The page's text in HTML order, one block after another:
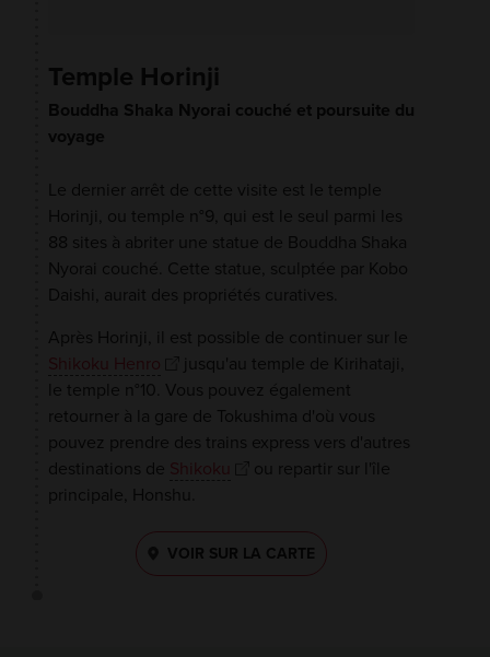
Temple Horinji
Bouddha Shaka Nyorai couché et poursuite du
voyage
Le dernier arrêt de cette visite est le temple
Horinji, ou temple n°9, qui est le seul parmi les
88 sites à abriter une statue de Bouddha Shaka
Nyorai couché. Cette statue, sculptée par Kobo
Daishi, aurait des propriétés curatives.
Après Horinji, il est possible de continuer sur le
Shikoku Henro
jusqu'au temple de Kirihataji,
le temple n°10. Vous pouvez également
retourner à la gare de Tokushima d'où vous
pouvez prendre des trains express vers d'autres
destinations de Shikoku
ou repartir sur l'île
principale, Honshu.
VOIR SUR LA CARTE